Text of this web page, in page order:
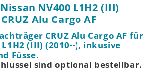
NV400 L1H2 (III)
Alu Cargo AF
CRUZ Alu Cargo AF für
L1H2 (III) (2010--), inkusive
Füsse.
sind optional bestellbar.